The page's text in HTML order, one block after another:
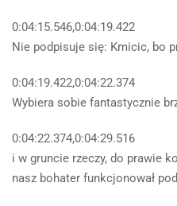
0:04:15.546,0:04:19.422
Nie podpisuje się: Kmicic, bo
0:04:19.422,0:04:22.374
Wybiera sobie fantastycznie
0:04:22.374,0:04:29.516
i w gruncie rzeczy, do prawie
nasz bohater funkcjonował